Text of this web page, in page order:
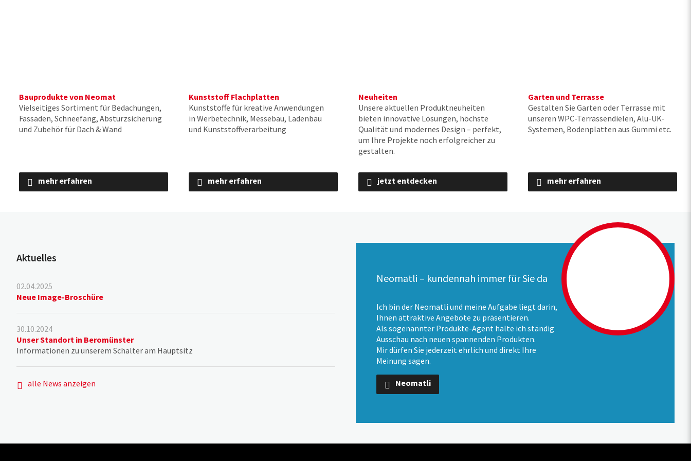
Bauprodukte von Neomat
Vielseitiges Sortiment für Bedachungen,
Fassaden, Schneefang, Absturzsicherung
und Zubehör für Dach & Wand
mehr erfahren
Kunststoff Flachplatten
Kunststoffe für kreative Anwendungen
in Werbetechnik, Messebau, Ladenbau
und Kunststoffverarbeitung
mehr erfahren
Neuheiten
Unsere aktuellen Produktneuheiten
bieten innovative Lösungen, höchste
Qualität und modernes Design – perfekt,
um Ihre Projekte noch erfolgreicher zu
gestalten.
jetzt entdecken
Garten und Terrasse
Gestalten Sie Garten oder Terrasse mit
unseren WPC-Terrassendielen, Alu-UK-
Systemen, Bodenplatten aus Gummi etc.
mehr erfahren
Aktuelles
02.04.2025
Neue Image-Broschüre
30.10.2024
Unser Standort in Beromünster
Informationen zu unserem Schalter am Hauptsitz
alle News anzeigen
Neomatli – kundennah immer für Sie da
Ich bin der Neomatli und meine Aufgabe liegt darin,
Ihnen attraktive Angebote zu präsentieren.
Als sogenannter Produkte-Agent halte ich ständig
Ausschau nach neuen spannenden Produkten.
Mir dürfen Sie jederzeit ehrlich und direkt Ihre
Meinung sagen.
Neomatli